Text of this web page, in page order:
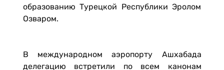
образованию Турецкой Республики Эролом
Озваром.
В международном аэропорту Ашхабада
делегацию встретили по всем канонам